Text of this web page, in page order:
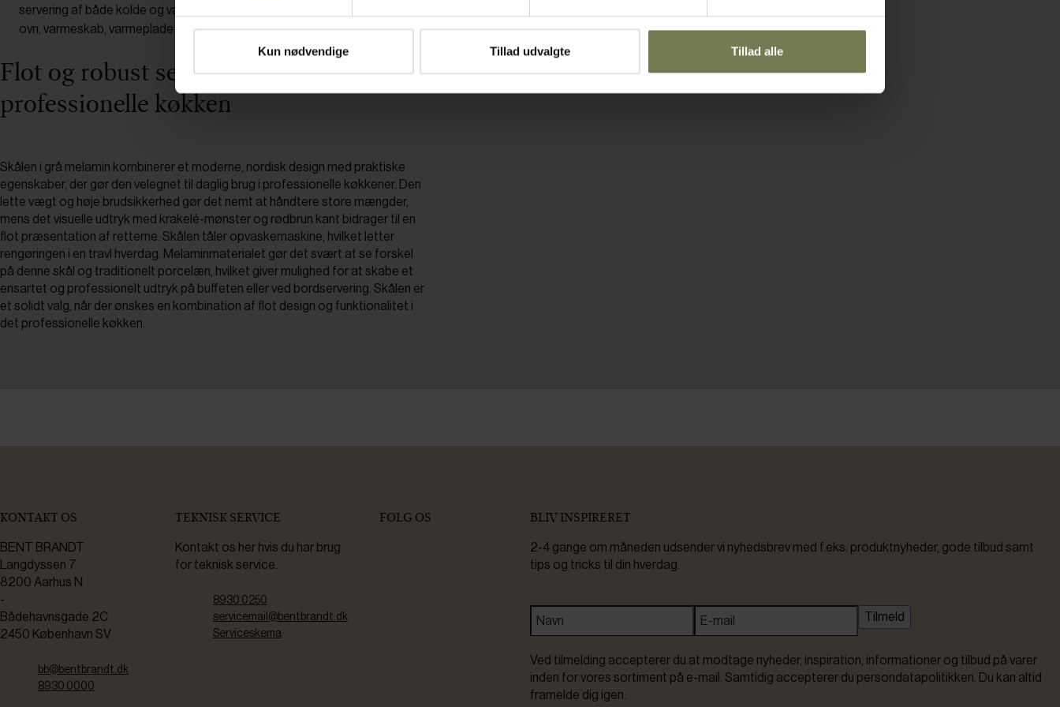
Kun nødvendige Tillad udvalgte Tillad alle
servering af både kolde og varme retter, men bør ikke anvendes i mikroovn,
ovn, varmeskab, varmeplade eller fryser.
Flot og robust serveringsskål til det
professionelle køkken
Skålen i grå melamin kombinerer et moderne, nordisk design med praktiske
egenskaber, der gør den velegnet til daglig brug i professionelle køkkener. Den
lette vægt og høje brudsikkerhed gør det nemt at håndtere store mængder,
mens det visuelle udtryk med krakelé-mønster og rødbrun kant bidrager til en
flot præsentation af retterne. Skålen tåler opvaskemaskine, hvilket letter
rengøringen i en travl hverdag. Melaminmaterialet gør det svært at se forskel
på denne skål og traditionelt porcelæn, hvilket giver mulighed for at skabe et
ensartet og professionelt udtryk på buffeten eller ved bordservering. Skålen er
et solidt valg, når der ønskes en kombination af flot design og funktionalitet i
det professionelle køkken.
KONTAKT OS
BENT BRANDT
Langdyssen 7
8200 Aarhus N
-
Bådehavnsgade 2C
2450 København SV
bb@bentbrandt.dk
8930 0000
TEKNISK SERVICE
Kontakt os her hvis du har brug
for teknisk service.
8930 0250
servicemail@bentbrandt.dk
Serviceskema
FØLG OS BLIV INSPIRERET
2-4 gange om måneden udsender vi nyhedsbrev med f.eks. produktnyheder, gode tilbud samt
tips og tricks til din hverdag.
Tilmeld
Ved tilmelding accepterer du at modtage nyheder, inspiration, informationer og tilbud på varer
inden for vores sortiment på e-mail. Samtidig accepterer du persondatapolitikken. Du kan altid
framelde dig igen.